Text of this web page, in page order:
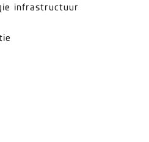
infrastructuur